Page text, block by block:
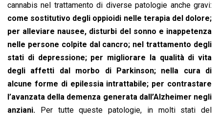
cannabis nel trattamento di diverse patologie anche gravi:
come sostitutivo degli oppioidi nelle terapia del dolore;
per alleviare nausee, disturbi del sonno e inappetenza
nelle persone colpite dal cancro; nel trattamento degli
stati di depressione; per migliorare la qualità di vita
degli affetti dal morbo di Parkinson; nella cura di
alcune forme di epilessia intrattabile; per contrastare
l’avanzata della demenza generata dall’Alzheimer negli
anziani. Per tutte queste patologie, in molti stati del